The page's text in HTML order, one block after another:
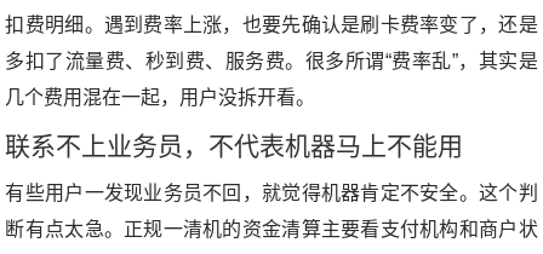
扣费明细。遇到费率上涨，也要先确认是刷卡费率变了，还是
多扣了流量费、秒到费、服务费。很多所谓“费率乱”，其实是
几个费用混在一起，用户没拆开看。
联系不上业务员，不代表机器马上不能用
有些用户一发现业务员不回，就觉得机器肯定不安全。这个判
断有点太急。正规一清机的资金清算主要看支付机构和商户状